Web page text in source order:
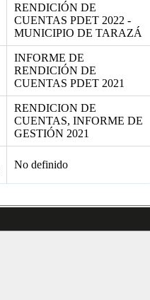
RENDICIÓN DE
CUENTAS PDET 2022 -
MUNICIPIO DE TARAZÁ
INFORME DE
RENDICIÓN DE
CUENTAS PDET 2021
RENDICION DE
CUENTAS, INFORME DE
GESTIÓN 2021
No definido